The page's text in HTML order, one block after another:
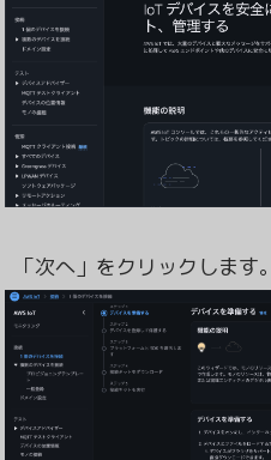
「次へ」をクリックします。